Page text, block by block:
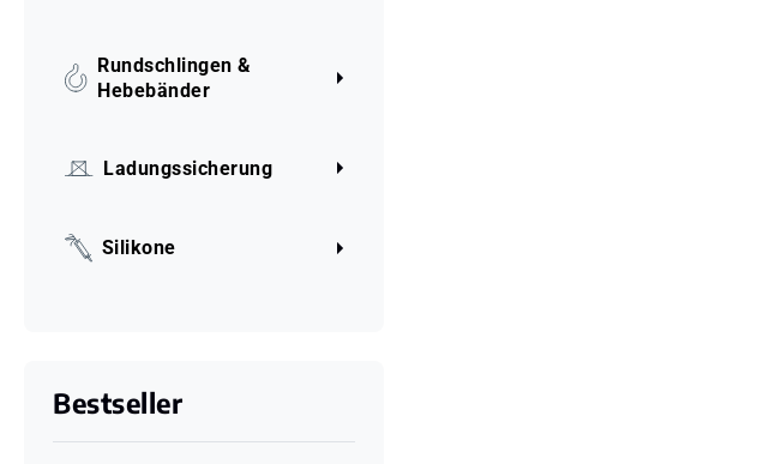
Rundschlingen &
Hebebänder
Ladungssicherung
Silikone
Bestseller